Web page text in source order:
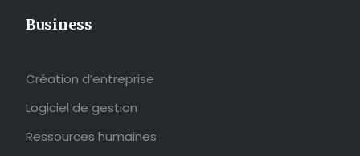
Business
Création d’entreprise
Logiciel de gestion
Ressources humaines